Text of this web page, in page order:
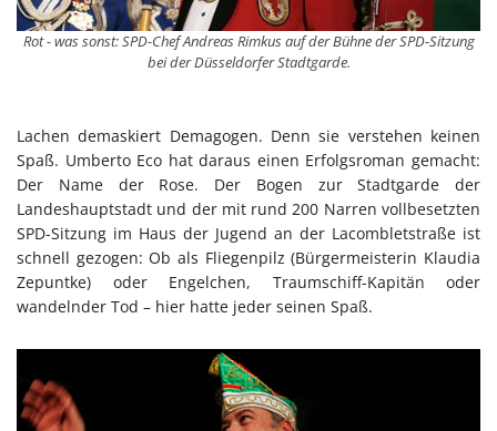
Rot - was sonst: SPD-Chef Andreas Rimkus auf der Bühne der SPD-Sitzung
bei der Düsseldorfer Stadtgarde.
Lachen demaskiert Demagogen. Denn sie verstehen keinen
Spaß. Umberto Eco hat daraus einen Erfolgsroman gemacht:
Der Name der Rose. Der Bogen zur Stadtgarde der
Landeshauptstadt und der mit rund 200 Narren vollbesetzten
SPD-Sitzung im Haus der Jugend an der Lacombletstraße ist
schnell gezogen: Ob als Fliegenpilz (Bürgermeisterin Klaudia
Zepuntke) oder Engelchen, Traumschiff-Kapitän oder
wandelnder Tod – hier hatte jeder seinen Spaß.